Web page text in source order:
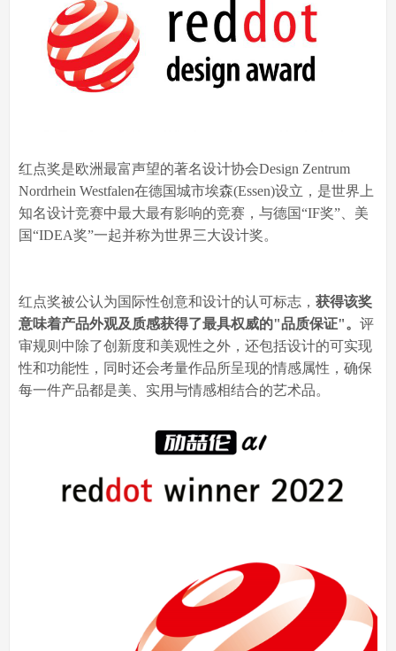
红点奖是欧洲最富声望的著名设计协会Design Zentrum
Nordrhein Westfalen在德国城市埃森(Essen)设立，是世界上
知名设计竞赛中最大最有影响的竞赛，与德国“IF奖”、美
国“IDEA奖”一起并称为世界三大设计奖。
红点奖被公认为国际性创意和设计的认可标志， 获得该奖
意味着产品外观及质感获得了最具权威的"品质保证"。 评
审规则中除了创新度和美观性之外，还包括设计的可实现
性和功能性，同时还会考量作品所呈现的情感属性，确保
每一件产品都是美、实用与情感相结合的艺术品。